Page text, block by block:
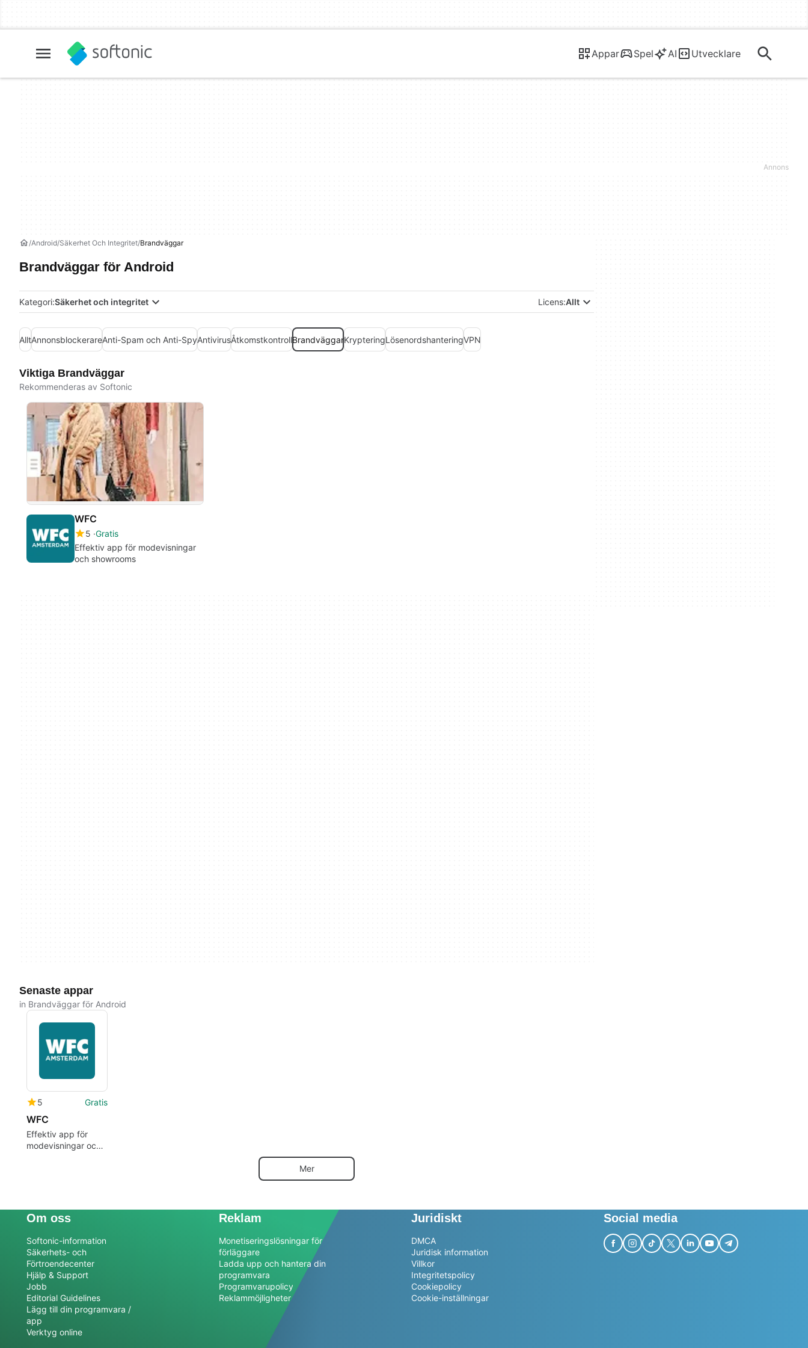
Appar Spel AI Utvecklare
Android Säkerhet Och Integritet Brandväggar
Brandväggar för Android
Kategori:Säkerhet och integritet Licens:Allt
AlltAnnonsblockerareAnti-Spam och Anti-SpyAntivirusÅtkomstkontrollBrandväggarKrypteringLösenordshanteringVPN
Viktiga Brandväggar
Rekommenderas av Softonic
WFC
5 Gratis
Effektiv app för modevisningar
och showrooms
Senaste appar
in Brandväggar för Android
5 Gratis
WFC
Effektiv app för
modevisningar och
Mer
Om oss
Softonic-information
Säkerhets- och
Förtroendecenter
Hjälp & Support
Jobb
Editorial Guidelines
Lägg till din programvara /
app
Verktyg online
Reklam
Monetiseringslösningar för
förläggare
Ladda upp och hantera din
programvara
Programvarupolicy
Reklammöjligheter
Juridiskt
DMCA
Juridisk information
Villkor
Integritetspolicy
Cookiepolicy
Cookie-inställningar
Social media